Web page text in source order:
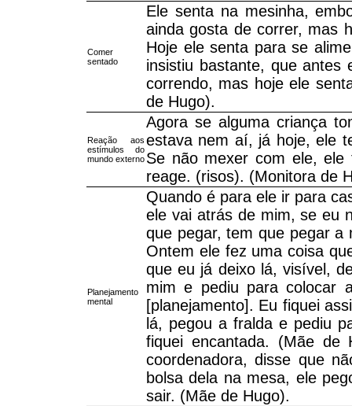
Comer
sentado
Ele senta na mesinha,
ainda gosta de correr, mas
Hoje ele senta para se
insistiu bastante, que antes
correndo, mas hoje ele
de Hugo).
Reação aos
estímulos do
mundo externo
Agora se alguma criança
estava nem aí, já hoje, ele
Se não mexer com ele,
reage. (risos). (Monitora de
Planejamento
mental
Quando é para ele ir para
ele vai atrás de mim, se eu
que pegar, tem que pegar a
Ontem ele fez uma coisa
que eu já deixo lá, visível,
mim e pediu para colocar
[planejamento]. Eu fiquei
lá, pegou a fralda e pediu
fiquei encantada. (Mãe
coordenadora, disse que
bolsa dela na mesa, ele
sair. (Mãe de Hugo).